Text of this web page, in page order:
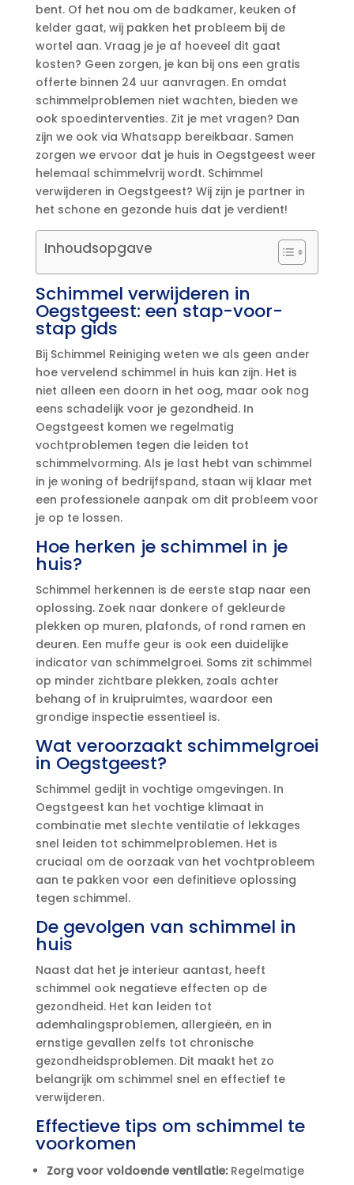
bent.​ Of het nou om de badkamer, keuken of
kelder gaat, wij pakken het probleem bij de
wortel aan.​ Vraag je je af hoeveel dit gaat
kosten? Geen zorgen, je kan bij ons een gratis
offerte binnen 24 uur aanvragen.​ En omdat
schimmelproblemen niet wachten, bieden we
ook spoedinterventies.​ Zit je met vragen? Dan
zijn we ook via Whatsapp bereikbaar.​ Samen
zorgen we ervoor dat je huis in Oegstgeest weer
helemaal schimmelvrij wordt.​ Schimmel
verwijderen in Oegstgeest? Wij zijn je partner in
het schone en gezonde huis dat je verdient!
Inhoudsopgave
Schimmel verwijderen in
Oegstgeest: een stap-voor-
stap gids
Bij Schimmel Reiniging weten we als geen ander
hoe vervelend schimmel in huis kan zijn.​ Het is
niet alleen een doorn in het oog, maar ook nog
eens schadelijk voor je gezondheid.​ In
Oegstgeest komen we regelmatig
vochtproblemen tegen die leiden tot
schimmelvorming.​ Als je last hebt van schimmel
in je woning of bedrijfspand, staan wij klaar met
een professionele aanpak om dit probleem voor
je op te lossen.​
Hoe herken je schimmel in je
huis?
Schimmel herkennen is de eerste stap naar een
oplossing.​ Zoek naar donkere of gekleurde
plekken op muren, plafonds, of rond ramen en
deuren.​ Een muffe geur is ook een duidelijke
indicator van schimmelgroei.​ Soms zit schimmel
op minder zichtbare plekken, zoals achter
behang of in kruipruimtes, waardoor een
grondige inspectie essentieel is.​
Wat veroorzaakt schimmelgroei
in Oegstgeest?
Schimmel gedijt in vochtige omgevingen.​ In
Oegstgeest kan het vochtige klimaat in
combinatie met slechte ventilatie of lekkages
snel leiden tot schimmelproblemen.​ Het is
cruciaal om de oorzaak van het vochtprobleem
aan te pakken voor een definitieve oplossing
tegen schimmel.​
De gevolgen van schimmel in
huis
Naast dat het je interieur aantast, heeft
schimmel ook negatieve effecten op de
gezondheid.​ Het kan leiden tot
ademhalingsproblemen, allergieën, en in
ernstige gevallen zelfs tot chronische
gezondheidsproblemen.​ Dit maakt het zo
belangrijk om schimmel snel en effectief te
verwijderen.​
Effectieve tips om schimmel te
voorkomen
Zorg voor voldoende ventilatie:Regelmatige